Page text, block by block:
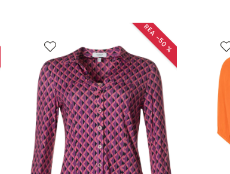
REA −50 %